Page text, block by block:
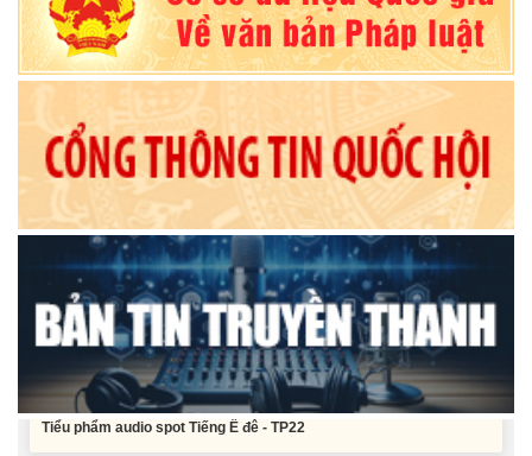
Nghị quyết Về chất vấn tại Kỳ họp thứ Hai, Hội đồng nhân dân tỉnh
Đắk Lắk khóa XI, nhiệm kỳ 2026 - 2031
Nghị quyết Xác nhận kết quả bầu Ủy viên Ủy ban nhân dân tỉnh
Đắk Lắk khoá XI, nhiệm kỳ 2026 - 2031
Tiểu phẩm audio spot Tiếng Ê đê - TP25
Tiểu phẩm audio spot Tiếng Ê đê - TP24
Tiểu phẩm audio spot Tiếng Ê đê - TP23
Tiểu phẩm audio spot Tiếng Ê đê - TP22